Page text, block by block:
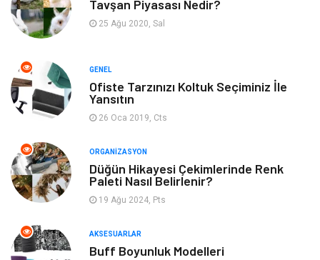
Tatil
Yeme & İçme Spor
Gençlik & Eğlence Keyif & Hobi
Aksesuarlar
Mobilya
Tavşan Piyasası Nedir?
25 Ağu 2020, Sal
GENEL
Ofiste Tarzınızı Koltuk Seçiminiz İle
Yansıtın
26 Oca 2019, Cts
ORGANIZASYON
Düğün Hikayesi Çekimlerinde Renk
Paleti Nasıl Belirlenir?
19 Ağu 2024, Pts
AKSESUARLAR
Buff Boyunluk Modelleri